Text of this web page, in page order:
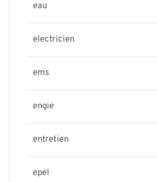
eau
electricien
ems
engie
entretien
epel